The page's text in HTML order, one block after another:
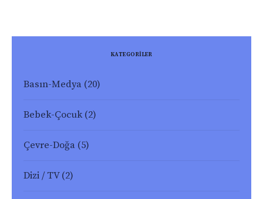
KATEGORİLER
Basın-Medya (20)
Bebek-Çocuk(2)
Çevre-Doğa (5)
Dizi / TV(2)